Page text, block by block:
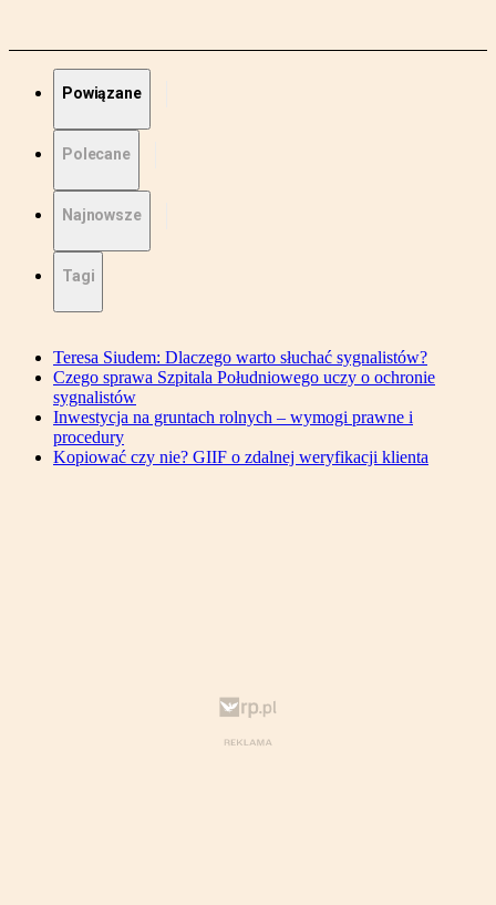
Powiązane
Polecane
Najnowsze
Tagi
Teresa Siudem: Dlaczego warto słuchać sygnalistów?
Czego sprawa Szpitala Południowego uczy o ochronie
sygnalistów
Inwestycja na gruntach rolnych – wymogi prawne i
procedury
Kopiować czy nie? GIIF o zdalnej weryfikacji klienta